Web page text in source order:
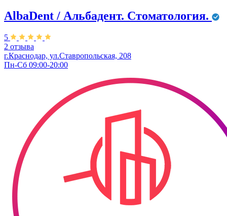
AlbaDent / Альбадент. Стоматология.
5
2 отзыва
г.Краснодар, ул.Ставропольская, 208
Пн-Сб 09:00-20:00